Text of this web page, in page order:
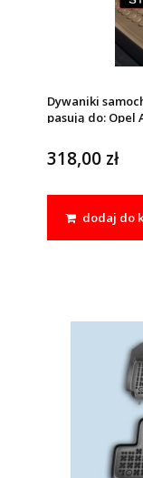
Dywaniki
pasują do: Opel
318,00 zł
dodaj do